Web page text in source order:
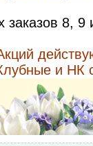
8, 9
и НК